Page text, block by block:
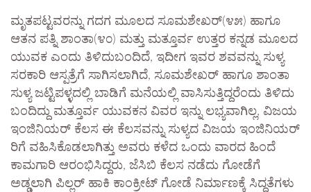
ಮೃತಪಟ್ಟವರನ್ನು ಗದಗ ಮೂಲದ ಸೂಮಶೇಖರ್(೪೫) ಹಾಗೂ
ಆತನ ಪತ್ನಿ ಶಾಂತಾ(೪೦) ಮತ್ತು ಮತ್ತೂರ್ವ ಉತ್ತರ ಕನ್ನಡ ಮೂಲದ
ಯುವಕ ಎಂದು ತಿಳಿದುಬಂದಿದೆ, ಇದೀಗ ಇವರ ಶವವನ್ನು ಸುಳ್ಯ
ಸರಕಾರಿ ಆಸ್ಪತ್ರೆಗೆ ಸಾಗಿಸಲಾಗಿದೆ, ಸೂಮಶೇಖರ್ ಹಾಗೂ ಶಾಂತಾ
ಸುಳ್ಯ ಜಟ್ಟಿಪಳ್ಳದಲ್ಲಿ ಬಾಡಿಗೆ ಮನೆಯಲ್ಲಿ ವಾಸಿಸುತ್ತಿದ್ದರೆಂದು ತಿಳಿದು
ಬಂದಿದ್ದು ಮತ್ತೂರ್ವ ಯುವಕನ ವಿವರ ಇನ್ನು ಲಭ್ಯವಾಗಿಲ್ಲ, ವಿಜಯ
ಇಂಜಿನಿಯರ್ ಕೆಲಸ ಈ ಕೆಲಸವನ್ನು ಸುಳ್ಯದ ವಿಜಯ ಇಂಜಿನಿಯರ್
ರಿಗೆ ವಹಿಸಿಕೊಡಲಾಗಿತ್ತು ಅವರು ಕಳೆದ ಒಂದು ವಾರದ ಹಿಂದೆ
ಕಾಮಗಾರಿ ಆರಂಭಿಸಿದ್ದರು, ಜೆಸಿಬಿ ಕೆಲಸ ನಡೆದು ಗೋಡೆಗೆ
ಅಡ್ಡಲಾಗಿ ಪಿಲ್ಲರ್ ಹಾಕಿ ಕಾಂಕ್ರೀಟ್ ಗೋಡೆ ನಿರ್ಮಾಣಕ್ಕೆ ಸಿದ್ದತೆಗಳು